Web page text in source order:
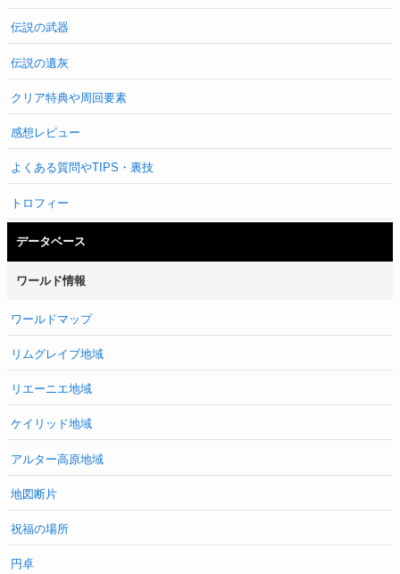
伝説の武器
伝説の遺灰
クリア特典や周回要素
感想レビュー
よくある質問やTIPS・裏技
トロフィー
データベース
ワールド情報
ワールドマップ
リムグレイブ地域
リエーニエ地域
ケイリッド地域
アルター高原地域
地図断片
祝福の場所
円卓